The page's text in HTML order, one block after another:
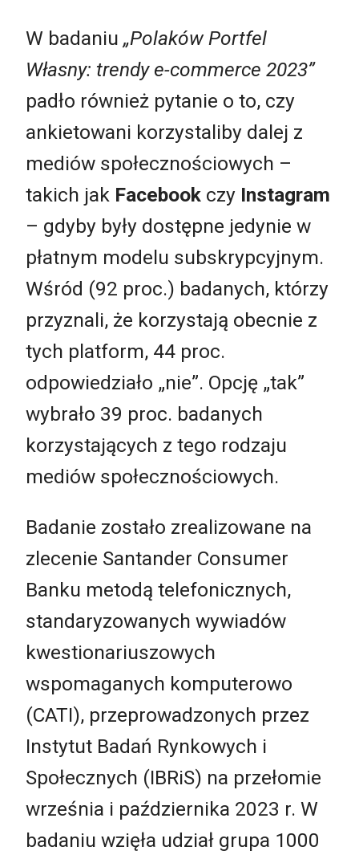
W badaniu „Polaków Portfel
Własny: trendy e-commerce 2023”
padło również pytanie o to, czy
ankietowani korzystaliby dalej z
mediów społecznościowych –
takich jak Facebook czy Instagram
– gdyby były dostępne jedynie w
płatnym modelu subskrypcyjnym.
Wśród (92 proc.) badanych, którzy
przyznali, że korzystają obecnie z
tych platform, 44 proc.
odpowiedziało „nie”. Opcję „tak”
wybrało 39 proc. badanych
korzystających z tego rodzaju
mediów społecznościowych.
Badanie zostało zrealizowane na
zlecenie Santander Consumer
Banku metodą telefonicznych,
standaryzowanych wywiadów
kwestionariuszowych
wspomaganych komputerowo
(CATI), przeprowadzonych przez
Instytut Badań Rynkowych i
Społecznych (IBRiS) na przełomie
września i października 2023 r. W
badaniu wzięła udział grupa 1000